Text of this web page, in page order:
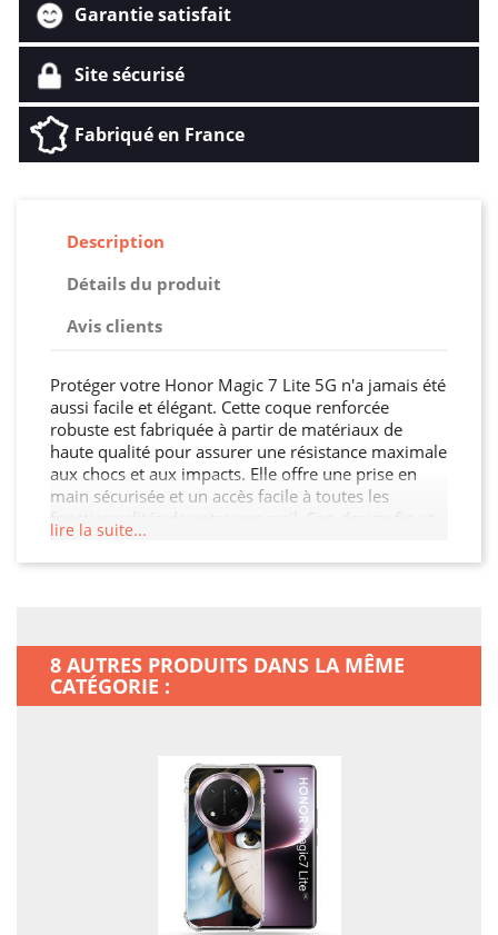
Garantie satisfait
Site sécurisé
Fabriqué en France
Description
Détails du produit
Avis clients
Protéger votre Honor Magic 7 Lite 5G n'a jamais été
aussi facile et élégant. Cette coque renforcée
robuste est fabriquée à partir de matériaux de
haute qualité pour assurer une résistance maximale
aux chocs et aux impacts. Elle offre une prise en
main sécurisée et un accès facile à toutes les
fonctionnalités de votre appareil. Son design fin et
léger n'alourdit pas votre Honor Magic 7 Lite 5G,
tout en garantissant une protection optimale contre
lire la suite...
8 AUTRES PRODUITS DANS LA MÊME
CATÉGORIE :